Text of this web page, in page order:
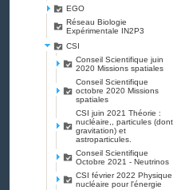
EGO
Réseau Biologie
Expérimentale IN2P3
CSI
Conseil Scientifique juin
2020 Missions spatiales
Conseil Scientifique
octobre 2020 Missions
spatiales
CSI juin 2021 Théorie :
nucléaire,, particules (dont
gravitation) et
astroparticules.
Conseil Scientifique
Octobre 2021 - Neutrinos
CSI février 2022 Physique
nucléaire pour l'énergie